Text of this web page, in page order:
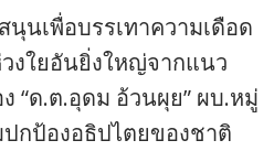
นเพื่อบรรเทาความเดือด
งใยอันยิ่งใหญ่จากแนว
“ด.ต.อุดม อ้วนผุย” ผบ.หมู่
กป้องอธิปไตยของชาติ